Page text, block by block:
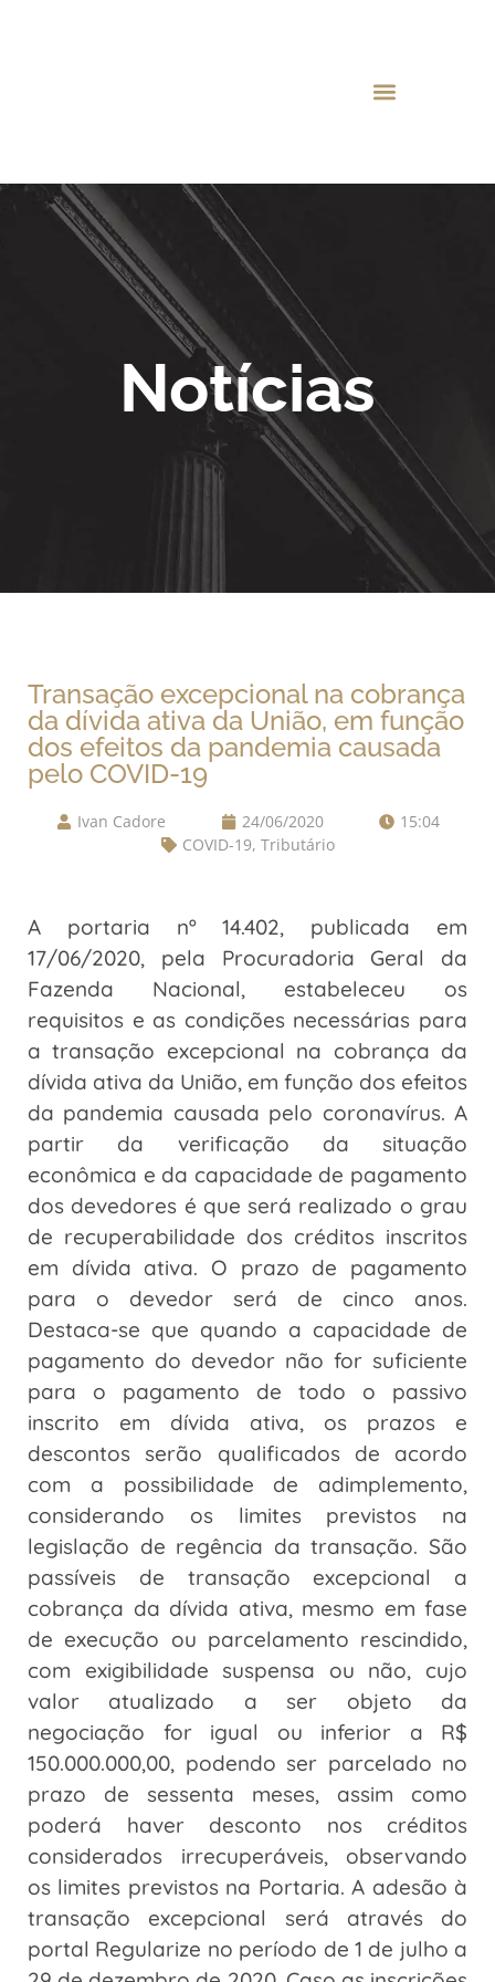
Notícias
Transação excepcional na cobrança
da dívida ativa da União, em função
dos efeitos da pandemia causada
pelo COVID-19
Ivan Cadore 24/06/2020
15:04
COVID-19, Tributário
A portaria nº 14.402, publicada em
17/06/2020, pela Procuradoria Geral da
Fazenda Nacional, estabeleceu os
requisitos e as condições necessárias para
a transação excepcional na cobrança da
dívida ativa da União, em função dos efeitos
da pandemia causada pelo coronavírus. A
partir da verificação da situação
econômica e da capacidade de pagamento
dos devedores é que será realizado o grau
de recuperabilidade dos créditos inscritos
em dívida ativa. O prazo de pagamento
para o devedor será de cinco anos.
Destaca-se que quando a capacidade de
pagamento do devedor não for suficiente
para o pagamento de todo o passivo
inscrito em dívida ativa, os prazos e
descontos serão qualificados de acordo
com a possibilidade de adimplemento,
considerando os limites previstos na
legislação de regência da transação. São
passíveis de transação excepcional a
cobrança da dívida ativa, mesmo em fase
de execução ou parcelamento rescindido,
com exigibilidade suspensa ou não, cujo
valor atualizado a ser objeto da
negociação for igual ou inferior a R$
150.000.000,00, podendo ser parcelado no
prazo de sessenta meses, assim como
poderá haver desconto nos créditos
considerados irrecuperáveis, observando
os limites previstos na Portaria. A adesão à
transação excepcional será através do
portal Regularize no período de 1 de julho a